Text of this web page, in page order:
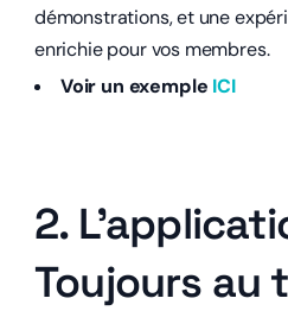
démonstrations, et une
enrichie pour vos membres.
Voir un exemple ICI
2.
Toujours au